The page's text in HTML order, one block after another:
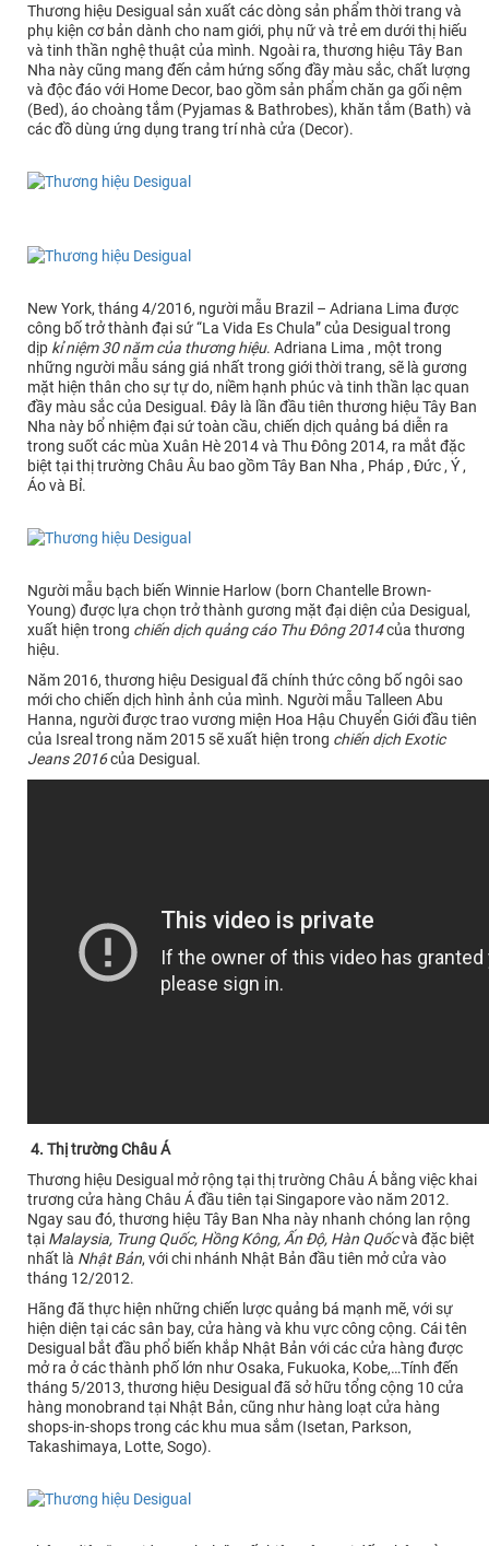
Thương hiệu Desigual sản xuất các dòng sản phẩm thời trang và
phụ kiện cơ bản dành cho nam giới, phụ nữ và trẻ em dưới thị hiếu
và tinh thần nghệ thuật của mình. Ngoài ra, thương hiệu Tây Ban
Nha này cũng mang đến cảm hứng sống đầy màu sắc, chất lượng
và độc đáo với Home Decor, bao gồm sản phẩm chăn ga gối nệm
(Bed), áo choàng tắm (Pyjamas & Bathrobes), khăn tắm (Bath) và
các đồ dùng ứng dụng trang trí nhà cửa (Decor).
New York, tháng 4/2016, người mẫu Brazil – Adriana Lima được
công bố trở thành đại sứ “La Vida Es Chula” của Desigual trong
dịp kỉ niệm 30 năm của thương hiệu. Adriana Lima , một trong
những người mẫu sáng giá nhất trong giới thời trang, sẽ là gương
mặt hiện thân cho sự tự do, niềm hạnh phúc và tinh thần lạc quan
đầy màu sắc của Desigual. Đây là lần đầu tiên thương hiệu Tây Ban
Nha này bổ nhiệm đại sứ toàn cầu, chiến dịch quảng bá diễn ra
trong suốt các mùa Xuân Hè 2014 và Thu Đông 2014, ra mắt đặc
biệt tại thị trường Châu Âu bao gồm Tây Ban Nha , Pháp , Đức , Ý ,
Áo và Bỉ.
Người mẫu bạch biến Winnie Harlow (born Chantelle Brown-
Young) được lựa chọn trở thành gương mặt đại diện của Desigual,
xuất hiện trong chiến dịch quảng cáo Thu Đông 2014của thương
hiệu.
Năm 2016, thương hiệu Desigual đã chính thức công bố ngôi sao
mới cho chiến dịch hình ảnh của mình. Người mẫu Talleen Abu
Hanna, người được trao vương miện Hoa Hậu Chuyển Giới đầu tiên
của Isreal trong năm 2015 sẽ xuất hiện trong chiến dịch Exotic
Jeans 2016của Desigual.
4. Thị trường Châu Á
Thương hiệu Desigual mở rộng tại thị trường Châu Á bằng việc khai
trương cửa hàng Châu Á đầu tiên tại Singapore vào năm 2012.
Ngay sau đó, thương hiệu Tây Ban Nha này nhanh chóng lan rộng
tại Malaysia, Trung Quốc, Hồng Kông, Ấn Độ, Hàn Quốcvà đặc biệt
nhất là Nhật Bản, với chi nhánh Nhật Bản đầu tiên mở cửa vào
tháng 12/2012.
Hãng đã thực hiện những chiến lược quảng bá mạnh mẽ, với sự
hiện diện tại các sân bay, cửa hàng và khu vực công cộng. Cái tên
Desigual bắt đầu phổ biến khắp Nhật Bản với các cửa hàng được
mở ra ở các thành phố lớn như Osaka, Fukuoka, Kobe,…Tính đến
tháng 5/2013, thương hiệu Desigual đã sở hữu tổng cộng 10 cửa
hàng monobrand tại Nhật Bản, cũng như hàng loạt cửa hàng
shops-in-shops trong các khu mua sắm (Isetan, Parkson,
Takashimaya, Lotte, Sogo).